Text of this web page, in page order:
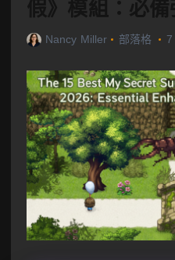
假》模組：必
Nancy Miller 部落格